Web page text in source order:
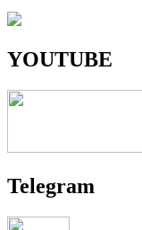
YOUTUBE
Telegram